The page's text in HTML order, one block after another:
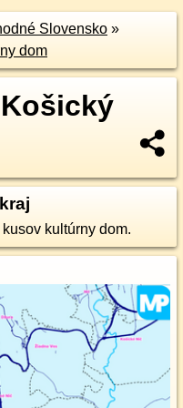
Slovensko »
dom
kultúrny dom.